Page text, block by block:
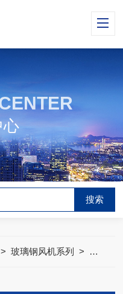
心
>玻璃钢风机系列 > 玻璃钢